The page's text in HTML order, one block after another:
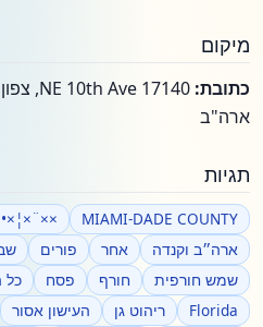
מיקום
כתובת:
ארה"ב
תגיות
MIAMI-DADE COUNTY
×"×'×¨×™×ª
ארה״ב וקנדה
אחר פורים
שמש חורפית
חורף פסח כל
Florida
ריהוט גן העישון אסור